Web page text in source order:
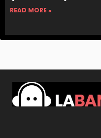
READ MORE »